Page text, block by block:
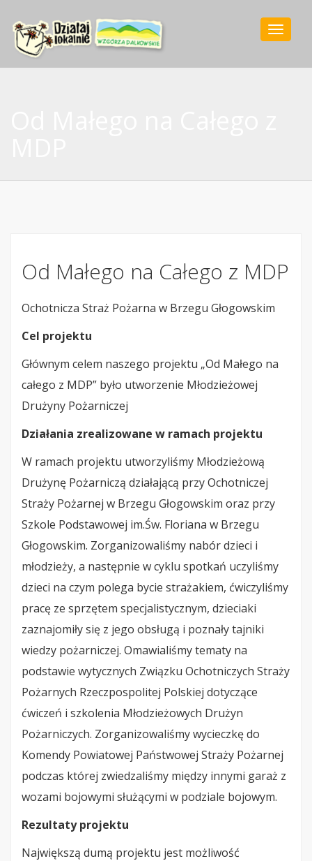
Toggle
Od Małego na Całego z MDP
Ochotnicza Straż Pożarna w Brzegu Głogowskim
Cel projektu
Głównym celem naszego projektu „Od Małego na
całego z MDP” było utworzenie Młodzieżowej
Drużyny Pożarniczej
Działania zrealizowane w ramach projektu
W ramach projektu utworzyliśmy Młodzieżową
Drużynę Pożarniczą działającą przy Ochotniczej
Straży Pożarnej w Brzegu Głogowskim oraz przy
Szkole Podstawowej im.Św. Floriana w Brzegu
Głogowskim. Zorganizowaliśmy nabór dzieci i
młodzieży, a następnie w cyklu spotkań uczyliśmy
dzieci na czym polega bycie strażakiem, ćwiczyliśmy
pracę ze sprzętem specjalistycznym, dzieciaki
zaznajomiły się z jego obsługą i poznały tajniki
wiedzy pożarniczej. Omawialiśmy tematy na
podstawie wytycznych Związku Ochotniczych Straży
Pożarnych Rzeczpospolitej Polskiej dotyczące
ćwiczeń i szkolenia Młodzieżowych Drużyn
Pożarniczych. Zorganizowaliśmy wycieczkę do
Komendy Powiatowej Państwowej Straży Pożarnej
podczas której zwiedzaliśmy między innymi garaż z
wozami bojowymi służącymi w podziale bojowym.
Rezultaty projektu
Największą dumą projektu jest możliwość